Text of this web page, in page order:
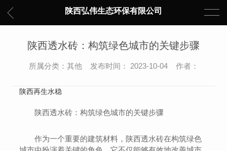
陕西弘伟生态环保有限公司
陕西透水砖：构筑绿色城市的关键步骤
所属分类：其他 发布时间： 2023-10-04 作者：
陕西再生水稳
陕西透水砖：构筑绿色城市的关键步骤
作为一个重要的建筑材料，陕西透水砖在构筑绿色